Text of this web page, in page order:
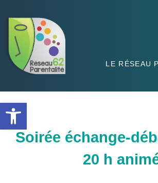
Ouvrir la barre d’outils
LE RÉSEAU
Soirée échange-
20 h